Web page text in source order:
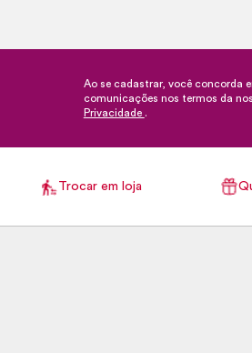
Ao se cadastrar, você concorda
comunicações nos termos da
Privacidade .
Trocar em loja